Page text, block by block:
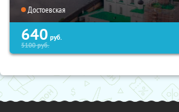
Достоевская
640 руб.
5100руб.